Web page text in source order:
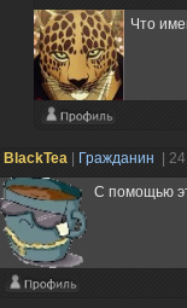
Что
BlackTea Гражданин
|
С помощью